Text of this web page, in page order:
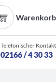
Warenkorb
Telefonischer Kontakt
02166 / 4 30 33